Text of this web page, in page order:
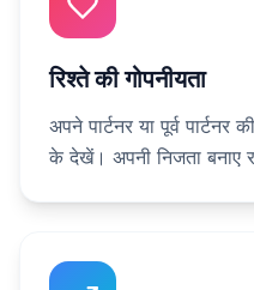
रिश्ते की गोपनीयता
अपने पार्टनर या पूर्व पार्टनर
के देखें। अपनी निजता बनाए